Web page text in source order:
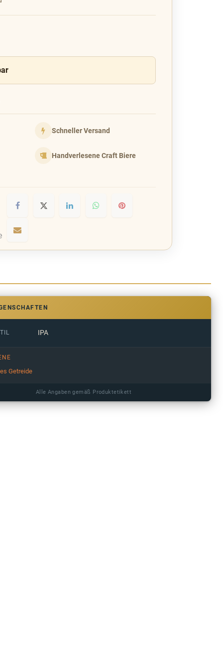
Schneller Versand
Handverlesene Craft Biere
IPA
Getreide
Alle Angaben gemäß Produktetikett